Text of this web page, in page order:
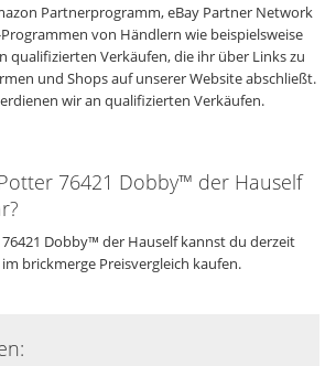
Partnerprogramm, eBay Partner Network
von Händlern wie beispielsweise
qualifizierten Verkäufen, die ihr über Links zu
und Shops auf unserer Website abschließt.
wir an qualifizierten Verkäufen.
76421 Dobby™ der Hauself
76421 Dobby™ der Hauself kannst du derzeit
brickmerge Preisvergleich kaufen.